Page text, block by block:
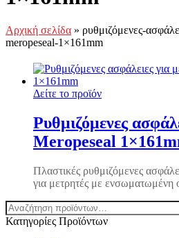
Αρχική σελίδα » ρυθμιζόμενες-
meropeseal-1×161mm
Δείτε το προϊόν
Ρυθμιζόμενες
Meropeseal
Πλαστικές ρυθμιζόμενες
για μετρητές με ενσωματωμένη
Κατηγορίες Προϊόντων